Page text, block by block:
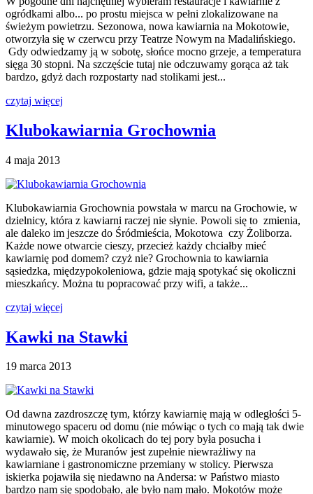
ogródkami albo... po prostu miejsca w pełni zlokalizowane na
świeżym powietrzu. Sezonowa, nowa kawiarnia na Mokotowie,
otworzyła się w czerwcu przy Teatrze Nowym na Madalińskiego.
Gdy odwiedzamy ją w sobotę, słońce mocno grzeje, a temperatura
sięga 30 stopni. Na szczęście tutaj nie odczuwamy gorąca aż tak
bardzo, gdyż dach rozpostarty nad stolikami jest...
czytaj więcej
Klubokawiarnia Grochownia
4 maja 2013
Klubokawiarnia Grochownia powstała w marcu na Grochowie, w
dzielnicy, która z kawiarni raczej nie słynie. Powoli się to zmienia,
ale daleko im jeszcze do Śródmieścia, Mokotowa czy Żoliborza.
Każde nowe otwarcie cieszy, przecież każdy chciałby mieć
kawiarnię pod domem? czyż nie? Grochownia to kawiarnia
sąsiedzka, międzypokoleniowa, gdzie mają spotykać się okoliczni
mieszkańcy. Można tu popracować przy wifi, a także...
czytaj więcej
Kawki na Stawki
19 marca 2013
Od dawna zazdroszczę tym, którzy kawiarnię mają w odległości 5-
minutowego spaceru od domu (nie mówiąc o tych co mają tak dwie
kawiarnie). W moich okolicach do tej pory była posucha i
wydawało się, że Muranów jest zupełnie niewrażliwy na
kawiarniane i gastronomiczne przemiany w stolicy. Pierwsza
iskierka pojawiła się niedawno na Andersa: w Państwo miasto
bardzo nam się spodobało, ale było nam mało. Mokotów może